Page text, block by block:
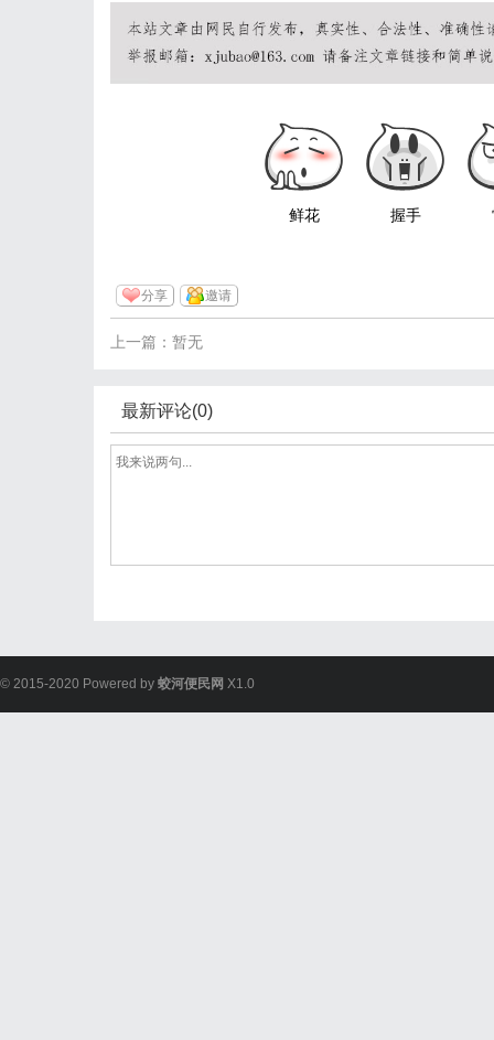
鲜花 握手
分享 邀请
上一篇：暂无
最新评论(0)
© 2015-2020 Powered by 蛟河便民网 X1.0